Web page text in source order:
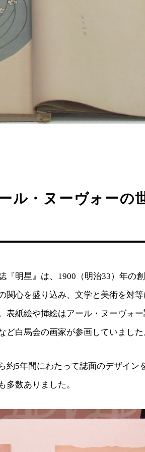
ル・ヌーヴォーの
『明星』は、1900（明治33）年の
関心を盛り込み、文学と美術を対
表紙絵や挿絵はアール・ヌーヴォ
ど白馬会の画家が参画していまし
約5年間にわたって誌面のデザイン
多数ありました。